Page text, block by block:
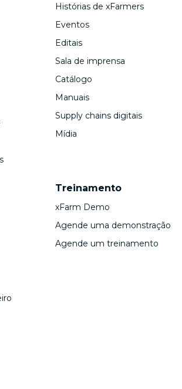
Histórias de xFarmers
Eventos
Editais
Sala de imprensa
Catálogo
Manuais
Supply chains digitais
Mídia
Treinamento
xFarm Demo
Agende uma demonstração
Agende um treinamento